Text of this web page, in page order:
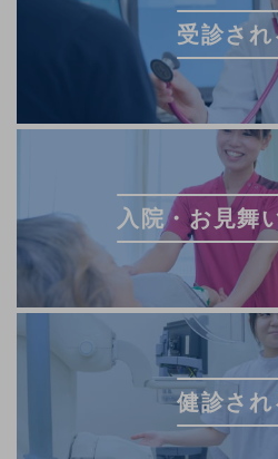
受診され
⼊院・お⾒舞
健診さ